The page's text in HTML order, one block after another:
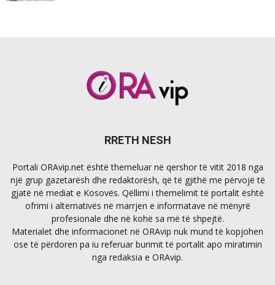
RRETH NESH
Portali ORAvip.net është themeluar në qershor të vitit 2018 nga
një grup gazetarësh dhe redaktorësh, që të gjithë me përvojë të
gjatë në mediat e Kosovës. Qëllimi i themelimit të portalit është
ofrimi i alternativës në marrjen e informatave në mënyrë
profesionale dhe në kohë sa më të shpejtë.
Materialet dhe informacionet në ORAvip nuk mund të kopjohen
ose të përdoren pa iu referuar burimit të portalit apo miratimin
nga redaksia e ORAvip.